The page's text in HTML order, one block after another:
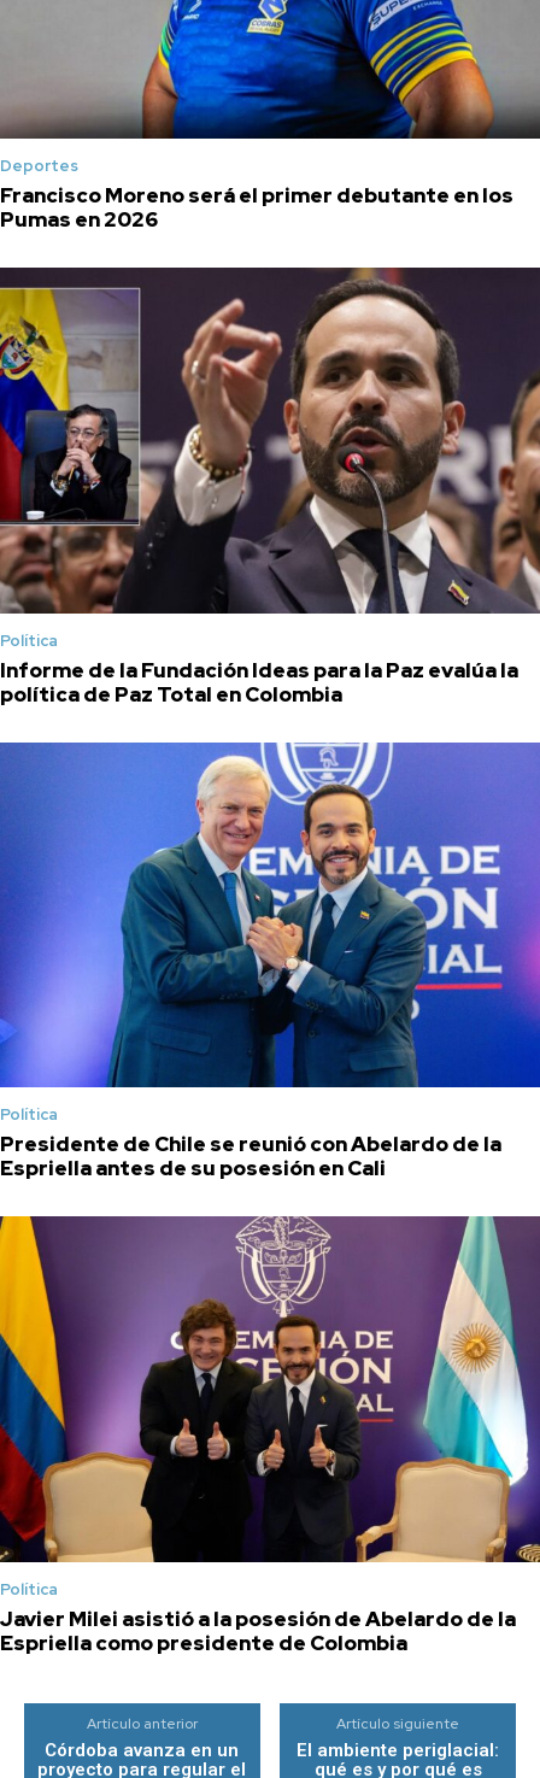
Deportes
Francisco Moreno será el primer debutante en los
Pumas en 2026
Política
Informe de la Fundación Ideas para la Paz evalúa la
política de Paz Total en Colombia
Política
Presidente de Chile se reunió con Abelardo de la
Espriella antes de su posesión en Cali
Política
Javier Milei asistió a la posesión de Abelardo de la
Espriella como presidente de Colombia
Artículo anterior
Córdoba avanza en un
proyecto para regular el
Artículo siguiente
El ambiente periglacial:
qué es y por qué es